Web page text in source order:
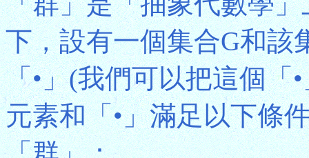
下，設有一個集合G和該
「•」(我們可以把這個「
元素和「•」滿足以下條